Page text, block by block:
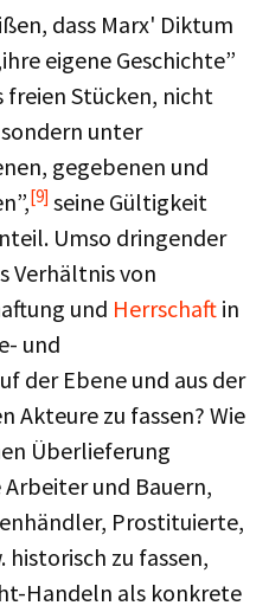
dass Marx' Diktum
eigene Geschichte”
freien Stücken, nicht
unter
gegebenen und
[9] seine Gültigkeit
Umso dringender
Verhältnis von
und Herrschaft in
und
der Ebene und aus der
Akteure zu fassen? Wie
Überlieferung
und Bauern,
Prostituierte,
historisch zu fassen,
Handeln als konkrete